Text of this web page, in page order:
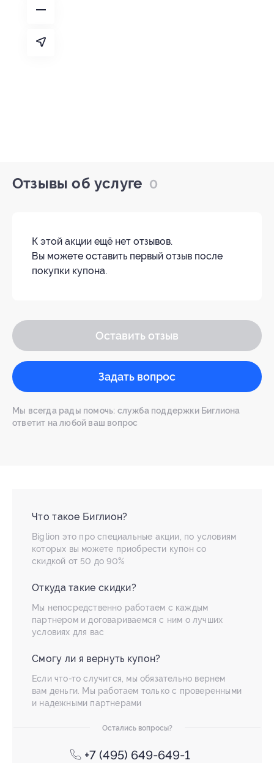
Отзывы об услуге 0
К этой акции ещё нет отзывов.
Вы можете оставить первый отзыв после
покупки купона.
Оставить отзыв
Задать вопрос
Мы всегда рады помочь: служба поддержки Биглиона
ответит на любой ваш вопрос
Что такое Биглион?
Biglion это про специальные акции, по условиям
которых вы можете приобрести купон со
скидкой от 50 до 90%
Откуда такие скидки?
Мы непосредственно работаем с каждым
партнером и договариваемся с ним о лучших
условиях для вас
Смогу ли я вернуть купон?
Если что-то случится, мы обязательно вернем
вам деньги. Мы работаем только с проверенными
и надежными партнерами
Остались вопросы?
+7 (495) 649-649-1